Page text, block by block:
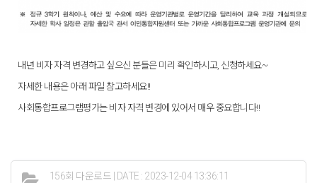
내년 비자 자격 변경하고 싶으신 분들은 미리 확인하시고, 신청하세요~
자세한 내용은 아래 파일 참고하세요!!
사회통합프로그램평가는 비자 자격 변경에 있어서 매우 중요합니다!!
156회 다운로드 | DATE : 2023-12-04 13:36:11